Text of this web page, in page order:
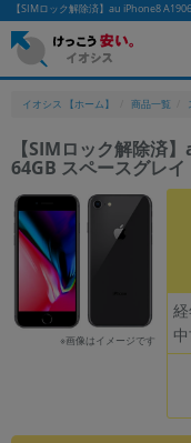
【SIMロック解除済】au iPhone8
イオシス 【ホーム】 商品一覧
【SIMロック解除済
64GB スペースグレイ
※画像はイメージです
かんたんパ
フリーワード
除外ワード
人気の検索ワード： Let's note
「スマートフォン」「タブレット」